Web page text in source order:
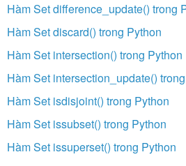
Hàm Set difference_update() trong
Hàm Set discard() trong Python
Hàm Set intersection() trong Python
Hàm Set intersection_update()
Hàm Set isdisjoint() trong Python
Hàm Set issubset() trong Python
Hàm Set issuperset() trong Python